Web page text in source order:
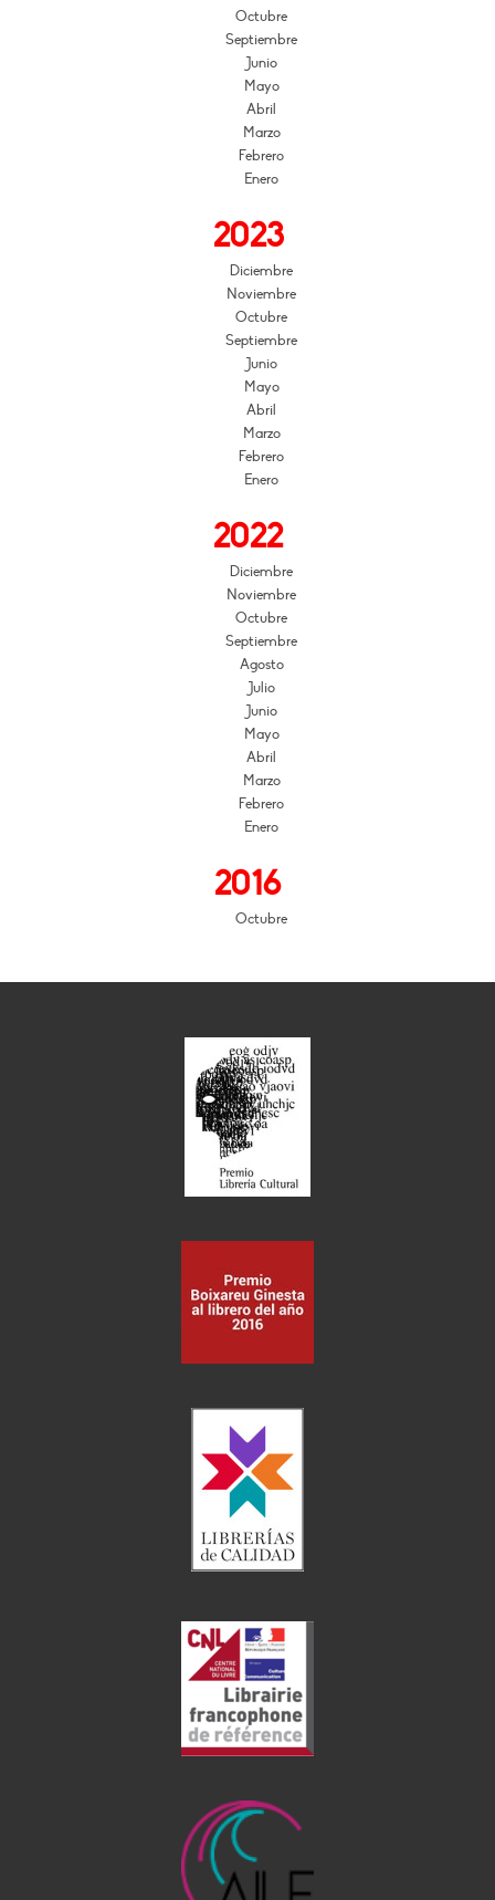
Octubre
Septiembre
Junio
Mayo
Abril
Marzo
Febrero
Enero
2023
Diciembre
Noviembre
Octubre
Septiembre
Junio
Mayo
Abril
Marzo
Febrero
Enero
2022
Diciembre
Noviembre
Octubre
Septiembre
Agosto
Julio
Junio
Mayo
Abril
Marzo
Febrero
Enero
2016
Octubre